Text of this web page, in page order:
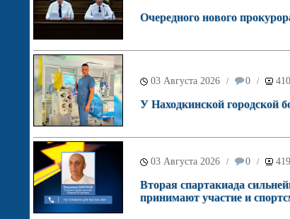
Очередного нового
03 Августа 2026 / 0 / 410
У Находкинской городской
03 Августа 2026 / 0 / 419
Вторая спартакиада
принимают участие и